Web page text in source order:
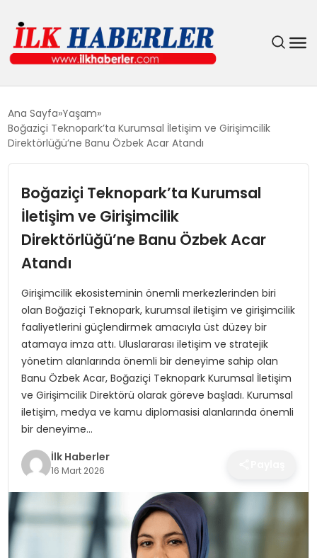
EĞITIM
GÜNDEM
MAGAZIN
SIYASET
SPOR
TEKNOLOJI
YAŞAM
Ana Sayfa Yaşam
Boğaziçi Teknopark’ta Kurumsal İletişim ve Girişimcilik
Direktörlüğü’ne Banu Özbek Acar Atandı
Boğaziçi Teknopark’ta Kurumsal
İletişim ve Girişimcilik
Direktörlüğü’ne Banu Özbek Acar
Atandı
Girişimcilik ekosisteminin önemli merkezlerinden biri
olan Boğaziçi Teknopark, kurumsal iletişim ve girişimcilik
faaliyetlerini güçlendirmek amacıyla üst düzey bir
atamaya imza attı. Uluslararası iletişim ve stratejik
yönetim alanlarında önemli bir deneyime sahip olan
Banu Özbek Acar, Boğaziçi Teknopark Kurumsal İletişim
ve Girişimcilik Direktörü olarak göreve başladı. Kurumsal
iletişim, medya ve kamu diplomasisi alanlarında önemli
bir deneyime…
İlk Haberler
16 Mart 2026